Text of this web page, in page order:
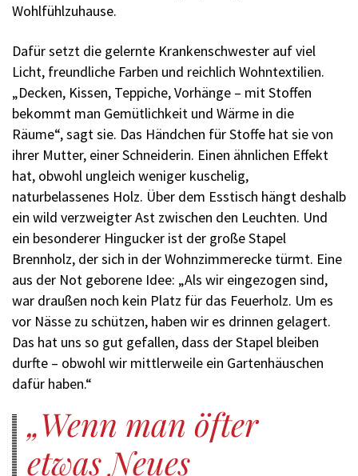
Wohlfühlzuhause.
Dafür setzt die gelernte Krankenschwester auf viel
Licht, freundliche Farben und reichlich Wohntextilien.
„Decken, Kissen, Teppiche, Vorhänge – mit Stoffen
bekommt man Gemütlichkeit und Wärme in die
Räume“, sagt sie. Das Händchen für Stoffe hat sie von
ihrer Mutter, einer Schneiderin. Einen ähnlichen Effekt
hat, obwohl ungleich weniger kuschelig,
naturbelassenes Holz. Über dem Esstisch hängt deshalb
ein wild verzweigter Ast zwischen den Leuchten. Und
ein besonderer Hingucker ist der große Stapel
Brennholz, der sich in der Wohnzimmerecke türmt. Eine
aus der Not geborene Idee: „Als wir eingezogen sind,
war draußen noch kein Platz für das Feuerholz. Um es
vor Nässe zu schützen, haben wir es drinnen gelagert.
Das hat uns so gut gefallen, dass der Stapel bleiben
durfte – obwohl wir mittlerweile ein Gartenhäuschen
dafür haben.“
Wenn man öfter
etwas Neues